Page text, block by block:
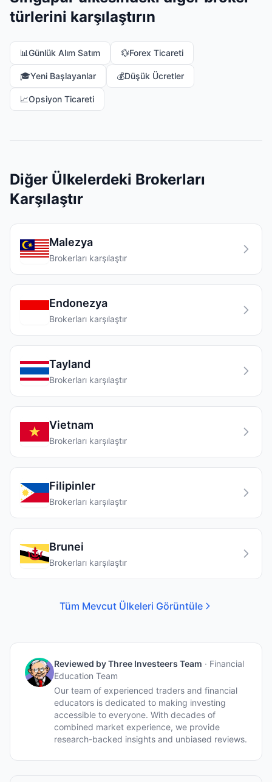
türlerini karşılaştırın
📊Günlük Alım Satım 💱Forex Ticareti
🎓Yeni Başlayanlar 💰Düşük Ücretler
📈Opsiyon Ticareti
Diğer Ülkelerdeki Brokerları
Karşılaştır
Malezya
Brokerları karşılaştır
Endonezya
Brokerları karşılaştır
Tayland
Brokerları karşılaştır
Vietnam
Brokerları karşılaştır
Filipinler
Brokerları karşılaştır
Brunei
Brokerları karşılaştır
Tüm Mevcut Ülkeleri Görüntüle
Reviewed byThree Investeers Team · Financial
Education Team
Our team of experienced traders and financial
educators is dedicated to making investing
accessible to everyone. With decades of
combined market experience, we provide
research-backed insights and unbiased reviews.